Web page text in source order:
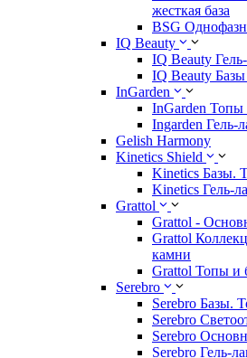
жесткая база
BSG
IQ Beauty
IQ Beauty
IQ Beauty
InGarden
InGarden Топы
Ingarden Гель-
Gelish Harmony
Kinetics Shield
Kinetics Базы.
Kinetics Гель-
Grattol
Grattol -
Grattol
камни
Grattol Топы и
Serebro
Serebro Базы.
Serebro
Serebro
Serebro Гель-